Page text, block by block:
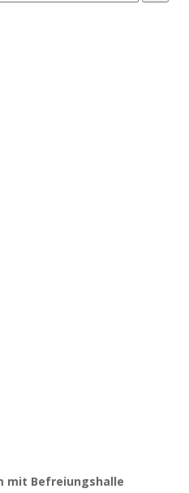
mit Befreiungshalle